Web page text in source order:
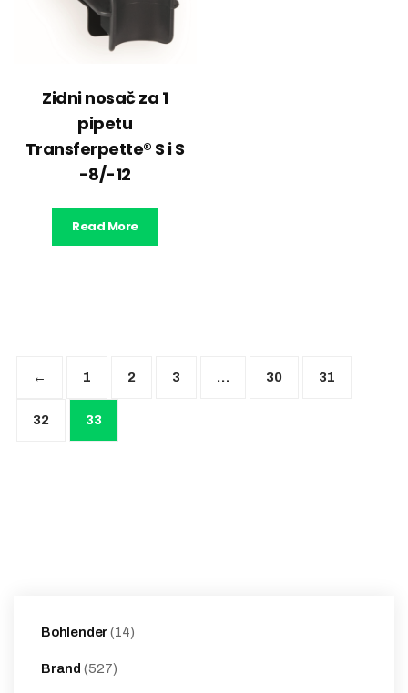
Zidni nosač za 1
pipetu
Transferpette® S i S
-8/-12
Read More
← 1 2 3 … 30 31
32 33
Bohlender 1414
Brand
527527